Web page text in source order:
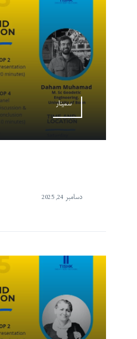
سمینار
دسامبر 24, 2025